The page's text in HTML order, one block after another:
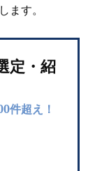
ます。
定・紹
件超え！